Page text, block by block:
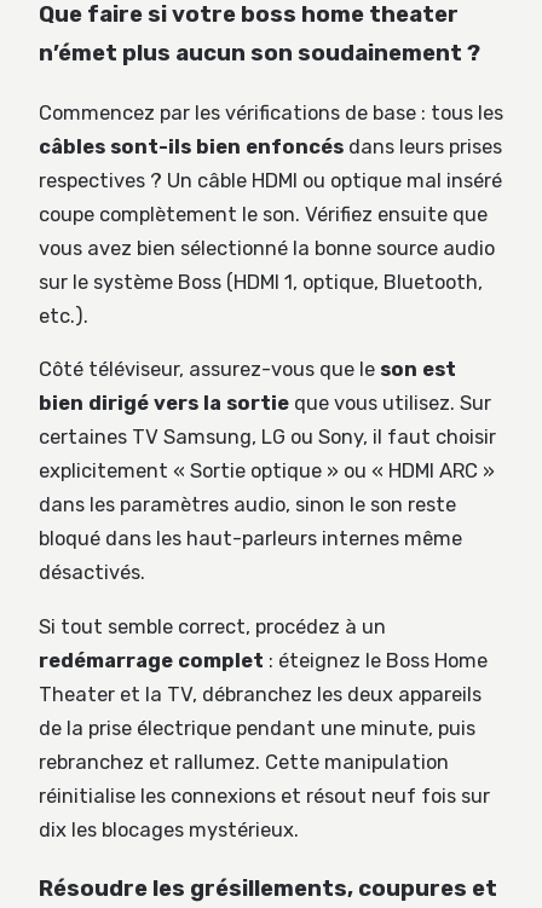
Que faire si votre boss home theater
n’émet plus aucun son soudainement ?
Commencez par les vérifications de base : tous les
câbles sont-ils bien enfoncés dans leurs prises
respectives ? Un câble HDMI ou optique mal inséré
coupe complètement le son. Vérifiez ensuite que
vous avez bien sélectionné la bonne source audio
sur le système Boss (HDMI 1, optique, Bluetooth,
etc.).
Côté téléviseur, assurez-vous que le son est
bien dirigé vers la sortie que vous utilisez. Sur
certaines TV Samsung, LG ou Sony, il faut choisir
explicitement « Sortie optique » ou « HDMI ARC »
dans les paramètres audio, sinon le son reste
bloqué dans les haut-parleurs internes même
désactivés.
Si tout semble correct, procédez à un
redémarrage complet : éteignez le Boss Home
Theater et la TV, débranchez les deux appareils
de la prise électrique pendant une minute, puis
rebranchez et rallumez. Cette manipulation
réinitialise les connexions et résout neuf fois sur
dix les blocages mystérieux.
Résoudre les grésillements, coupures et